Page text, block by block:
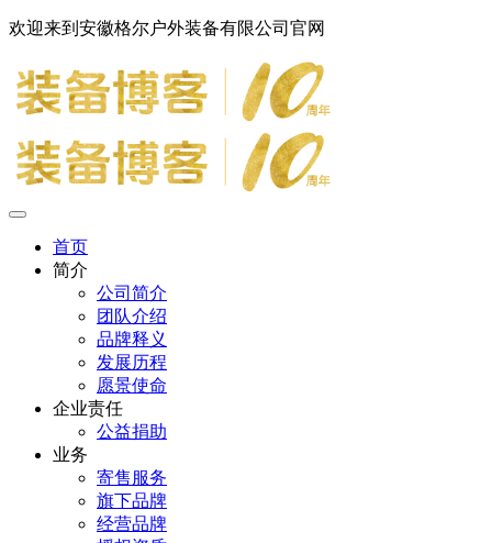
欢迎来到安徽格尔户外装备有限公司官网
首页
简介
公司简介
团队介绍
品牌释义
发展历程
愿景使命
企业责任
公益捐助
业务
寄售服务
旗下品牌
经营品牌